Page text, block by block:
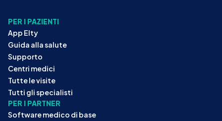
PER I PAZIENTI
App Elty
Guida alla salute
Supporto
Centri medici
Tutte le visite
Tutti gli specialisti
PER I PARTNER
Software medico di base